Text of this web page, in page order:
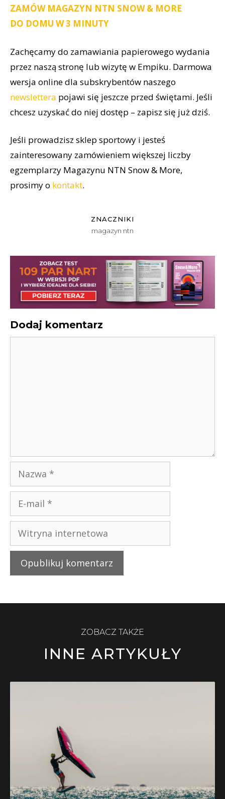
ZAMÓW MAGAZYN NTN SNOW & MORE
DO DOMU W 3 MINUTY
Zachęcamy do zamawiania papierowego wydania
przez naszą stronę lub wizytę w Empiku. Darmowa
wersja online dla subskrybentów naszego
newslettera pojawi się jeszcze przed świętami. Jeśli
chcesz uzyskać do niej dostęp – zapisz się już dziś.
Jeśli prowadzisz sklep sportowy i jesteś
zainteresowany zamówieniem większej liczby
egzemplarzy Magazynu NTN Snow & More,
prosimy o kontakt.
ZNACZNIKI
magazyn ntn
Dodaj komentarz
ZOBACZ TAKŻE
INNE ARTYKUŁY